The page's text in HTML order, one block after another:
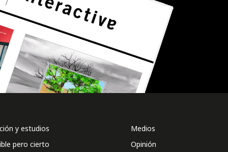
y estudios
pero cierto
Medios
Opinión